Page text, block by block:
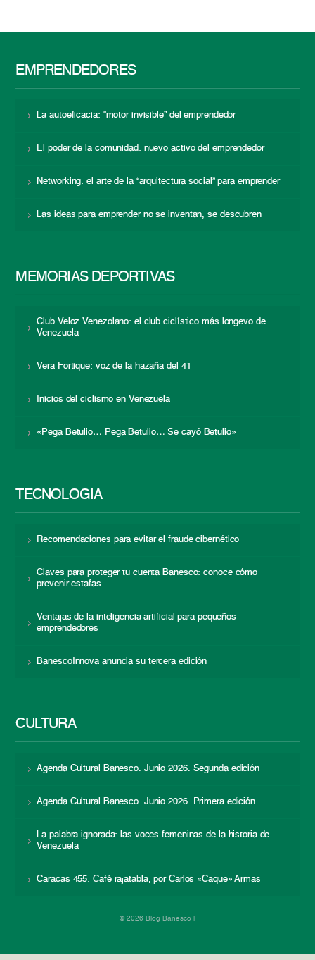
EMPRENDEDORES
La autoeficacia: “motor invisible” del emprendedor
El poder de la comunidad: nuevo activo del emprendedor
Networking: el arte de la “arquitectura social” para emprender
Las ideas para emprender no se inventan, se descubren
MEMORIAS DEPORTIVAS
Club Veloz Venezolano: el club ciclístico más longevo de
Venezuela
Vera Fortique: voz de la hazaña del 41
Inicios del ciclismo en Venezuela
«Pega Betulio… Pega Betulio… Se cayó Betulio»
TECNOLOGÍA
Recomendaciones para evitar el fraude cibernético
Claves para proteger tu cuenta Banesco: conoce cómo
prevenir estafas
Ventajas de la inteligencia artificial para pequeños
emprendedores
BanescoInnova anuncia su tercera edición
CULTURA
Agenda Cultural Banesco. Junio 2026. Segunda edición
Agenda Cultural Banesco. Junio 2026. Primera edición
La palabra ignorada: las voces femeninas de la historia de
Venezuela
Caracas 455: Café rajatabla, por Carlos «Caque» Armas
© 2026 Blog Banesco |